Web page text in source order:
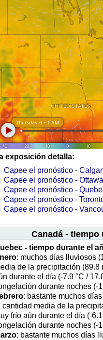
exposición detalla:
Capee el pronóstico -
Capee el pronóstico - Ottawa
Capee el pronóstico -
Capee el pronóstico -
Capee el pronóstico -
Canadá - tiempo
- tiempo durante el
: muchos días lluviosos
de la precipitación (89.8
durante el día (-7.9 °C /
durante noches (-
: bastante muchos
cantidad media de la
frío aún durante el día (-6.1
durante noches (-
: bastante muchos días